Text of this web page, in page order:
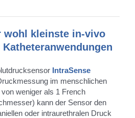
wohl kleinste in-vivo
IntraSense
im menschlichen
weniger als 1 French
kann der Sensor den
oder intraurethralen Druck